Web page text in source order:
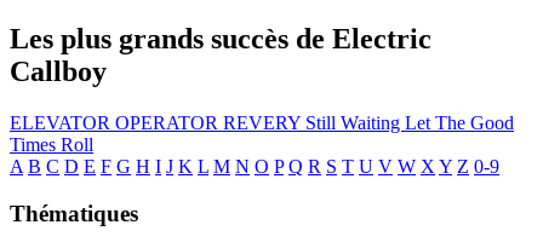
Les plus grands succès de Electric
Callboy
ELEVATOR OPERATOR REVERY Still Waiting Let The Good
Times Roll
A B C D E F G H I J K L M N O P Q R S T U V W X Y Z 0-9
Thématiques